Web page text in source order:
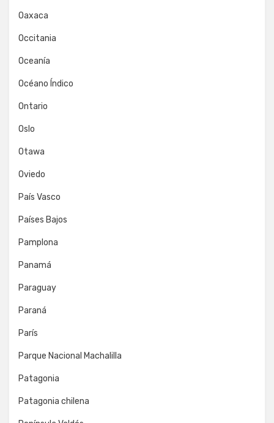
Oaxaca
Occitania
Oceanía
Océano Índico
Ontario
Oslo
Otawa
Oviedo
País Vasco
Países Bajos
Pamplona
Panamá
Paraguay
Paraná
París
Parque Nacional Machalilla
Patagonia
Patagonia chilena